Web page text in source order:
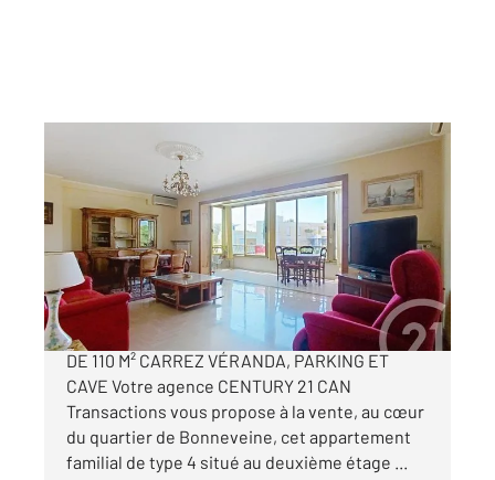
MARSEILLE 13008
110 m
, 4 pièces
Ref : 30008
Appartement F4 à vendre
525 000 €
MARSEILLE 8e BONNEVEINE | T4 TRAVERSANT
DE 110 M² CARREZ VÉRANDA, PARKING ET
CAVE Votre agence CENTURY 21 CAN
Transactions vous propose à la vente, au cœur
du quartier de Bonneveine, cet appartement
familial de type 4 situé au deuxième étage ...